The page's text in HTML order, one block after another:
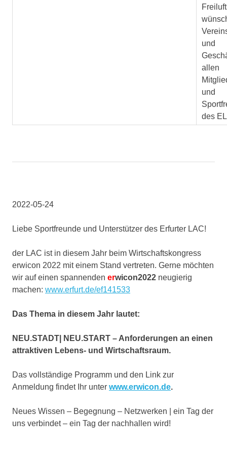
und
allen
und
des
2022-05-24
Liebe Sportfreunde und Unterstützer des Erfurter LAC!
der LAC ist in diesem Jahr beim Wirtschaftskongress
erwicon 2022 mit einem Stand vertreten. Gerne möchten
wir auf einen spannenden erwicon2022 neugierig
machen: www.erfurt.de/ef141533
Das Thema in diesem Jahr lautet:
NEU.STADT| NEU.START – Anforderungen an einen
attraktiven Lebens- und Wirtschaftsraum.
Das vollständige Programm und den Link zur
Anmeldung findet Ihr unter www.erwicon.de.
Neues Wissen – Begegnung – Netzwerken | ein Tag der
uns verbindet – ein Tag der nachhallen wird!